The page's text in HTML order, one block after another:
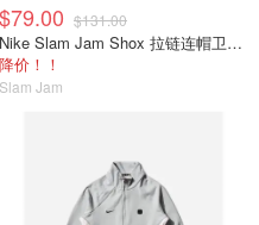
$79.00 $131.00
Nike Slam Jam Shox 拉链连帽卫衣 黑色
降价！！
Slam Jam